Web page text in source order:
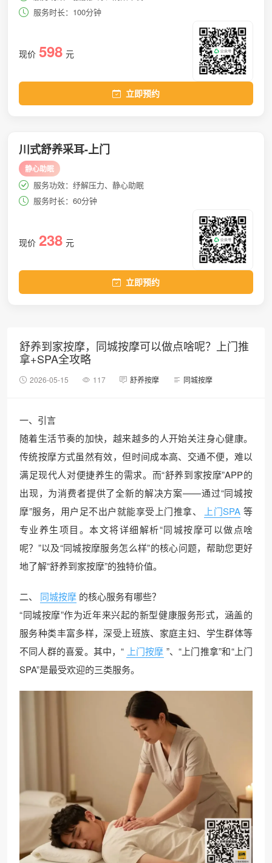
服务时长：100分钟
现价 598 元
立即预约
川式舒养采耳-上门
静心助眠
服务功效：纾解压力、静心助眠
服务时长：60分钟
现价 238 元
立即预约
舒养到家按摩，同城按摩可以做点啥呢？上门推
拿+SPA全攻略
2026-05-15 117 舒养按摩 同城按摩
一、引言
随着生活节奏的加快，越来越多的人开始关注身心健康。
传统按摩方式虽然有效，但时间成本高、交通不便，难以
满足现代人对便捷养生的需求。而“舒养到家按摩”APP的
出现，为消费者提供了全新的解决方案——通过“同城按
摩”服务，用户足不出户就能享受上门推拿、
上门SPA 等
专业养生项目。本文将详细解析“同城按摩可以做点啥
呢？”以及“同城按摩服务怎么样”的核心问题，帮助您更好
地了解“舒养到家按摩”的独特价值。
二、 同城按摩 的核心服务有哪些？
“同城按摩”作为近年来兴起的新型健康服务形式，涵盖的
服务种类丰富多样，深受上班族、家庭主妇、学生群体等
不同人群的喜爱。其中，“ 上门按摩 ”、“上门推拿”和“上门
SPA”是最受欢迎的三类服务。